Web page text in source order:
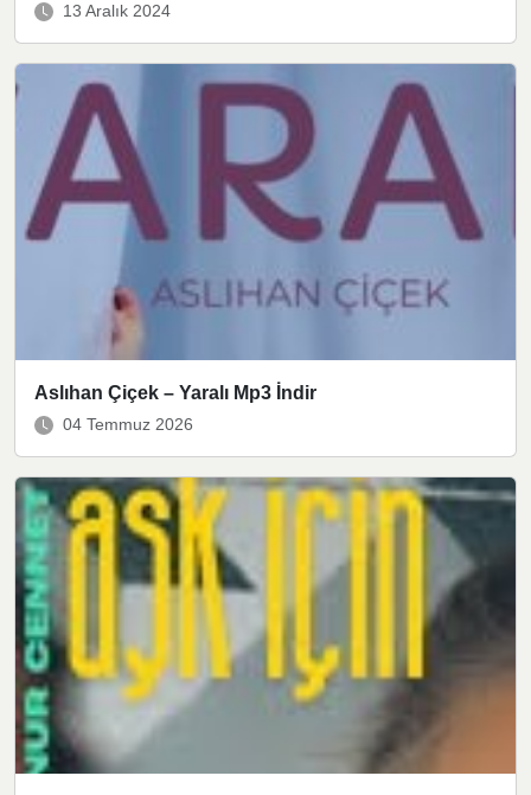
13 Aralık 2024
Aslıhan Çiçek – Yaralı Mp3 İndir
04 Temmuz 2026